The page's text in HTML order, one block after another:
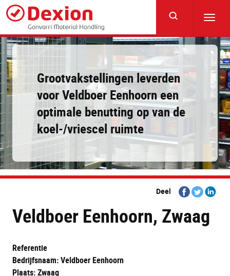
Skip
main
content
Grootvakstellingen leverden
voor Veldboer Eenhoorn een
optimale benutting op van de
koel-/vriescel ruimte
Deel
Share
on
Facebook
Share
on
Twitter
Share
Veldboer Eenhoorn, Zwaag
Referentie
Bedrijfsnaam: Veldboer Eenhoorn
Plaats: Zwaag